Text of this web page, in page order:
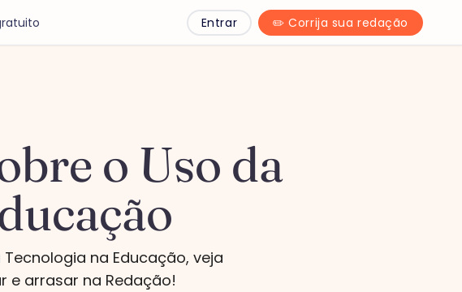
Entrar ✏️ Corrija sua redação
o Uso da
na Educação, veja
e arrasar na Redação!